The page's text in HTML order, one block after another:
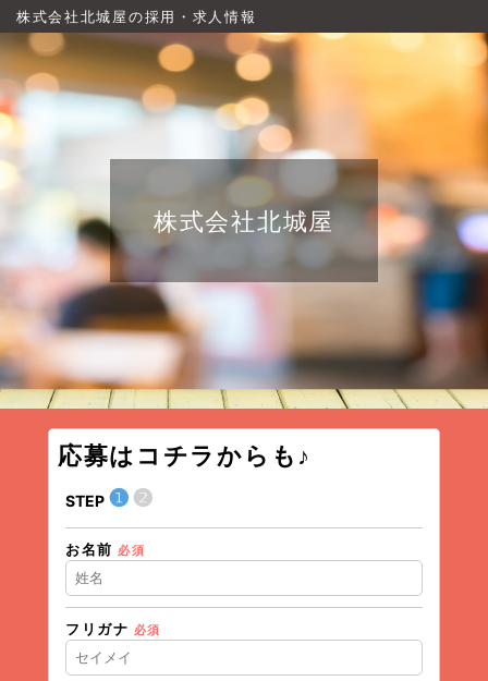
株式会社北城屋の採用・求人情報
株式会社北城屋
応募はコチラからも♪
STEP ❶❷
お名前 必須
フリガナ 必須